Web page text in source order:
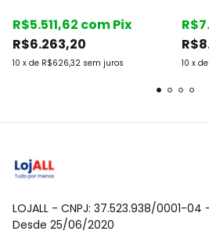
R$6.263,20
10 x de R$626,32 sem juros
R$5.511,62 comPix
10 x de
LOJALL - CNPJ: 37.523.938/0001-04
Desde 25/06/2020